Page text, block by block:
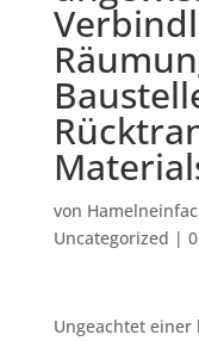
von
Uncategorized |
Ungeachtet